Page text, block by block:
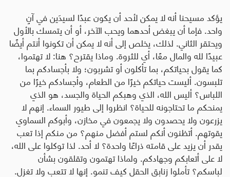
يؤكد مسيحنا أنه لا يمكن لأحد أن يكون عبدًا لسيدَين في آنٍ
واحد. فإما أن يبغض أحدهما ويحب الآخر، أو أن يتمسك بالأول
ويحتقر الثاني. لذلك، يخلص إلى أنه لا يمكن أن تكونوا أنتم أيضًا
عبيدًا لله والمال معًا، أي للثروة. وماذا يقترح؟ هنا: لا تهتموا،
كما يقول بحياتكم، بما تأكلون أو تشربون؛ ولا بأجسادكم بما
تلبسون. أليست حياتكم خيرًا من الطعام، وأجسادكم خيرًا من
اللباس؟ أليس الله، الذي وهبكم الحياة والجسد، هو الذي
يمنحكم ما تحتاجونه للحياة؟ انظروا إلى طيور السماء. إنهم لا
يزرعون ولا يحصدون ولا يجمعون في مخازن، وأبوكم السماوي
يقوتهم. أتظنون أنكم لستم أفضل منهم؟ من منكم إذا تعب
يقدر أن يزيد على قامته ذراعًا واحدة؟ لا أحد. لذا توكلوا على الله،
لا على أتعابكم وجهادكم. ولماذا تهتمون وتقلقون بشأن
لباسكم؟ تأملوا زنابق الحقل كيف تنمو. إنها لا تتعب ولا تغزل.